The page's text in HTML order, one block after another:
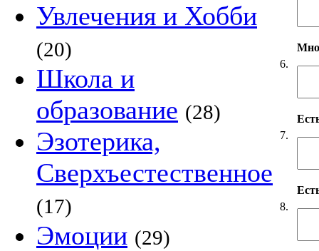
Увлечения и Хобби
(20)
Школа и
образование (28)
Эзотерика,
Сверхъестественное
(17)
Эмоции (29)
6.
7.
8.